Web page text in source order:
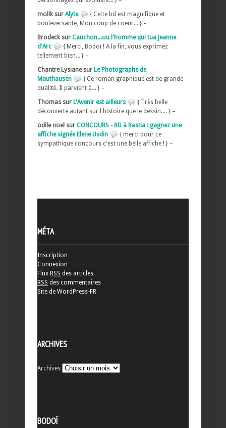
molik sur Alyte
{ Cette bd est magnifique et
bouleversante, Mon coup de coeur... } –
Brodeck sur Cauchon...ou l'homme qui tua Jeanne
d'Arc
{ Merci, Bodoï ! A la fin, vous exprimez
tellement bien... } –
Chantre Lysiane sur Le Photographe de
Mauthausen
{ Ce roman graphique est de grande
qualité. Il parvient à... } –
Thomas sur L'Avenir est ailleurs
{ Très belle
découverte autant sur l histoire que le dessin.... } –
odile noel sur CONCOURS - BD à Bastia : gagnez une
affiche signée Elene Usdin
{ merci pour ce
sympathique concours c'est une belle affiche ! } –
MÉTA
Inscription
Connexion
Flux RSS des articles
RSS des commentaires
Site de WordPress-FR
ARCHIVES
Archives
BODOÏ